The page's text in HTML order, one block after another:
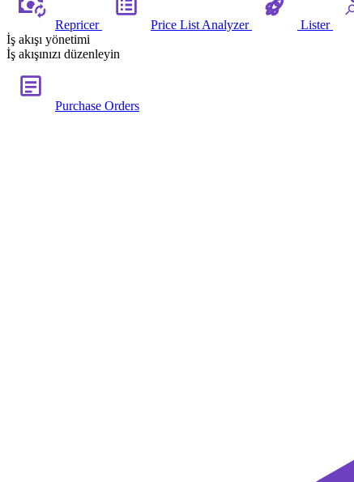
Repricer Price List Analyzer Lister
İş akışı yönetimi
İş akışınızı düzenleyin
Purchase Orders